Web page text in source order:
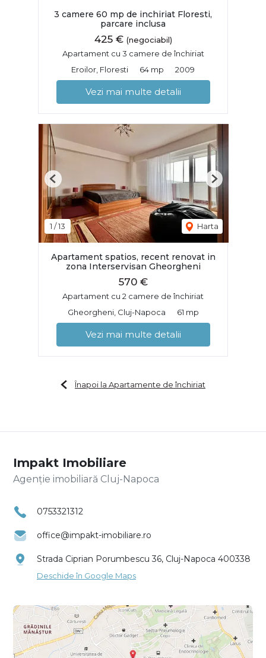
3 camere 60 mp de inchiriat Floresti,
parcare inclusa
425 € (negociabil)
Apartament cu 3 camere de închiriat
Eroilor, Floresti
64 mp 2009
Vezi mai multe detalii
1 /13 Harta
Previous Next
Apartament spatios, recent renovat in
zona Interservisan Gheorgheni
570 €
Apartament cu 2 camere de închiriat
Gheorgheni, Cluj-Napoca
61 mp
Vezi mai multe detalii
Înapoi la Apartamente de închiriat
Impakt Imobiliare
Agenție imobiliară Cluj-Napoca
0753321312
office@impakt-imobiliare.ro
Strada Ciprian Porumbescu 36, Cluj-Napoca 400338
Deschide în Google Maps